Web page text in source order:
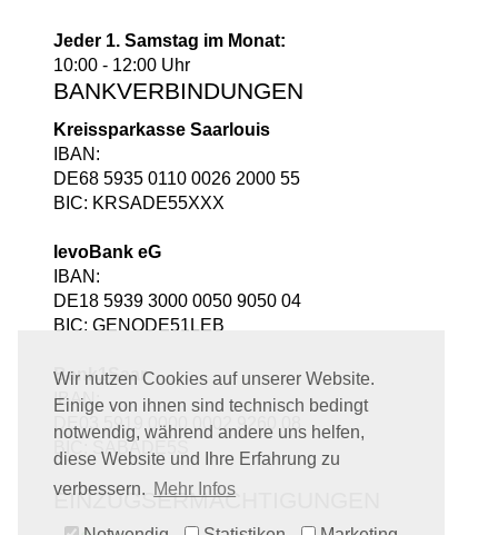
Wir nutzen Cookies auf unserer Website.
Einige von ihnen sind technisch bedingt
notwendig, während andere uns helfen,
diese Website und Ihre Erfahrung zu
verbessern. Mehr Infos
Jeder 1. Samstag im Monat:
10:00 - 12:00 Uhr
BANKVERBINDUNGEN
Kreissparkasse Saarlouis
IBAN:
DE68 5935 0110 0026 2000 55
BIC: KRSADE55XXX
levoBank eG
IBAN:
DE18 5939 3000 0050 9050 04
BIC: GENODE51LEB
Bank1Saar
IBAN:
DE03 5919 0000 0002 9260 08
BIC: SABADE5S
EINZUGSERMÄCHTIGUNGEN